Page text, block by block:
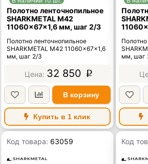
Полотно ленточнопильное
SHARKMETAL M42
11060×67×1,6 мм, шаг 2/3
Полотно ленточнопильное
SHARKMETAL M42 11060×67×1,6
мм, шаг 2/3
32 850 p
В корзину
Купить в 1 клик
мм, шаг
Код товара: 63059 Код